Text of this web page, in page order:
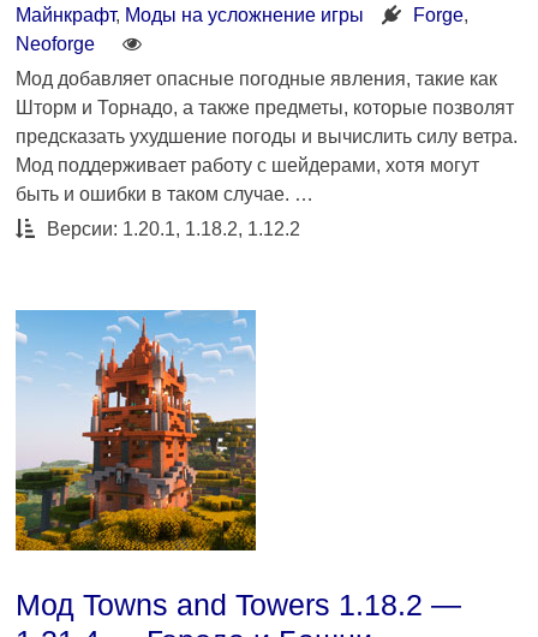
Майнкрафт, Моды на усложнение игры Forge,
Neoforge
Мод добавляет опасные погодные явления, такие как
Шторм и Торнадо, а также предметы, которые позволят
предсказать ухудшение погоды и вычислить силу ветра.
Мод поддерживает работу с шейдерами, хотя могут
быть и ошибки в таком случае. …
Версии: 1.20.1, 1.18.2, 1.12.2
Мод Towns and Towers 1.18.2 —